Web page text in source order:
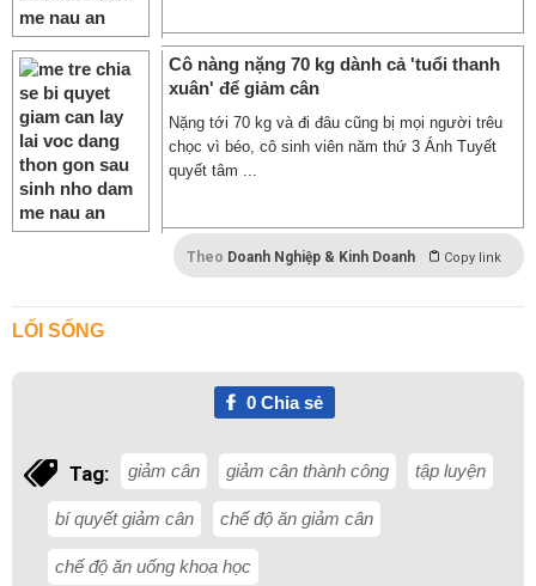
Cô nàng nặng 70 kg dành cả 'tuổi thanh
xuân' để giảm cân
Nặng tới 70 kg và đi đâu cũng bị mọi người trêu
chọc vì béo, cô sinh viên năm thứ 3 Ánh Tuyết
quyết tâm ...
Theo Doanh Nghiệp & Kinh Doanh Copy link
LỐI SỐNG
0Chia sẻ
Tag: giảm cân giảm cân thành công tập luyện
bí quyết giảm cân chế độ ăn giảm cân
chế độ ăn uống khoa học